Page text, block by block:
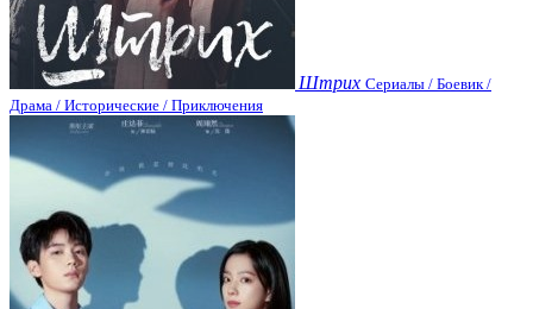
Штрих Сериалы / Боевик /
Драма / Исторические / Приключения